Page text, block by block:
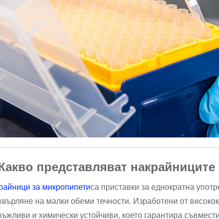
представляват
за микропипетиса приставки за еднократна
на малки обеми течности. Изработени от
и химически устойчиви, което гарантира